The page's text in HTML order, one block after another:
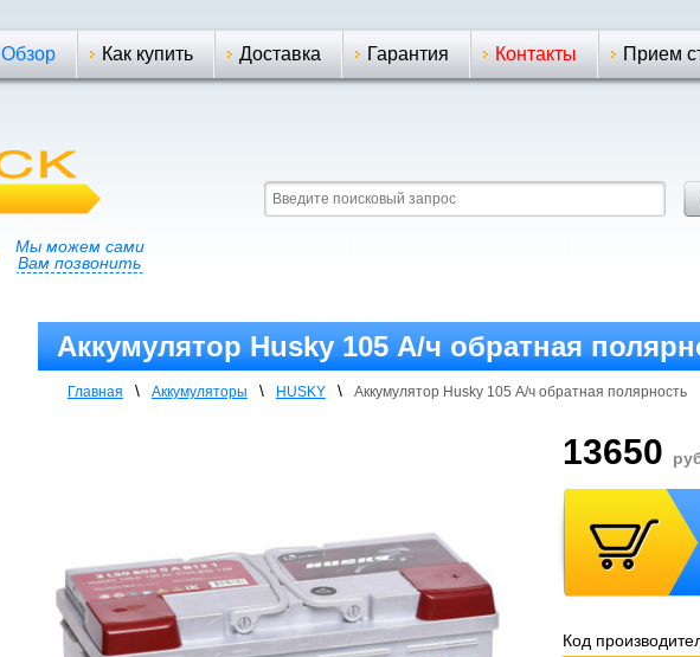
Обзор Как купить Доставка Гарантия Контакты Прием
Мы можем сами
Вам позвонить
Аккумулятор Husky 105 А/ч обратная
Главная \ Аккумуляторы \ HUSKY \ Аккумулятор Husky 105 А/ч обратная полярнoсть
13650
Код